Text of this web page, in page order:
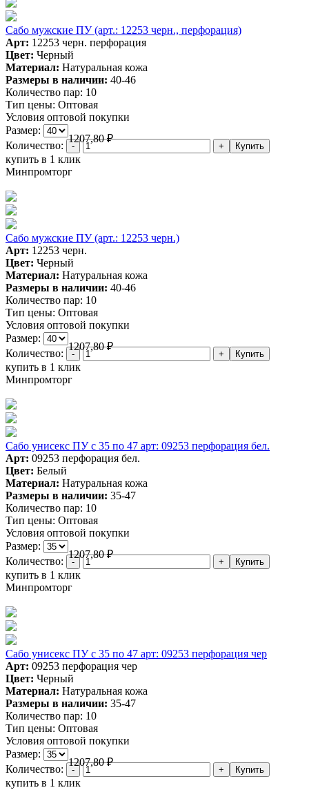
Сабо мужские ПУ (арт.: 12253 черн., перфорация)
Арт: 12253 черн. перфорация
Цвет: Черный
Материал: Натуральная кожа
Размеры в наличии: 40-46
Количество пар: 10
Тип цены: Оптовая
Условия оптовой покупки
Размер:
1207,80₽
Количество:
купить в 1 клик
Минпромторг
Сабо мужские ПУ (арт.: 12253 черн.)
Арт: 12253 черн.
Цвет: Черный
Материал: Натуральная кожа
Размеры в наличии: 40-46
Количество пар: 10
Тип цены: Оптовая
Условия оптовой покупки
Размер:
1207,80₽
Количество:
купить в 1 клик
Минпромторг
Сабо унисекс ПУ с 35 по 47 арт: 09253 перфорация бел.
Арт: 09253 перфорация бел.
Цвет: Белый
Материал: Натуральная кожа
Размеры в наличии: 35-47
Количество пар: 10
Тип цены: Оптовая
Условия оптовой покупки
Размер:
1207,80₽
Количество:
купить в 1 клик
Минпромторг
Сабо унисекс ПУ с 35 по 47 арт: 09253 перфорация чер
Арт: 09253 перфорация чер
Цвет: Черный
Материал: Натуральная кожа
Размеры в наличии: 35-47
Количество пар: 10
Тип цены: Оптовая
Условия оптовой покупки
Размер:
1207,80₽
Количество:
купить в 1 клик